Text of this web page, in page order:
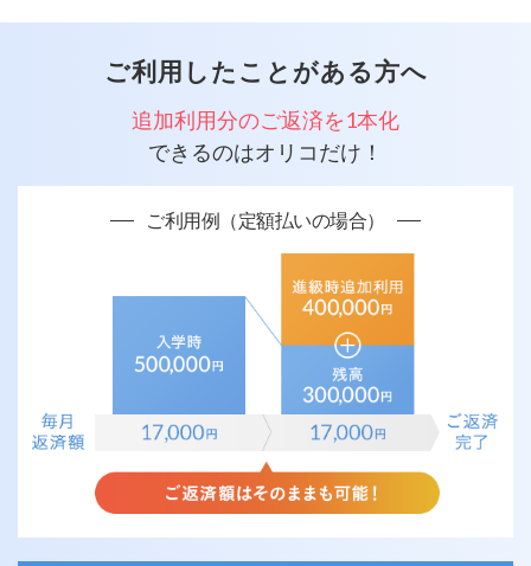
ご利用したことがある方へ
追加利用分のご返済を1本化
できるのはオリコだけ！
ご利用例（定額払いの場合）